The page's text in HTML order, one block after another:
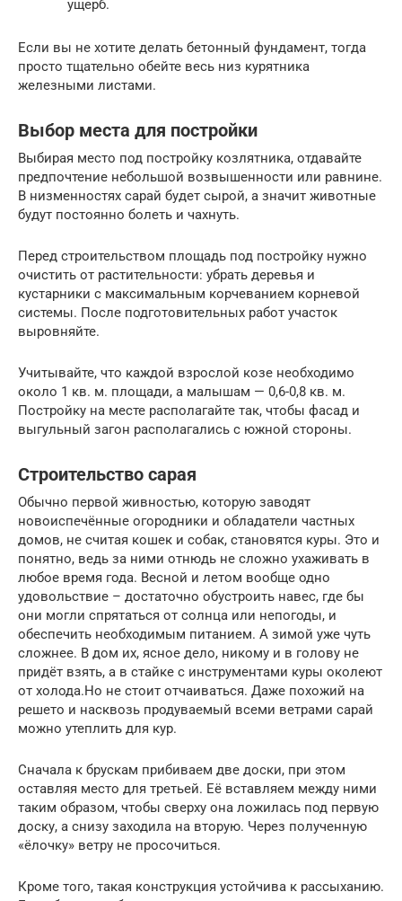
ущерб.
Если вы не хотите делать бетонный фундамент, тогда
просто тщательно обейте весь низ курятника
железными листами.
Выбор места для постройки
Выбирая место под постройку козлятника, отдавайте
предпочтение небольшой возвышенности или равнине.
В низменностях сарай будет сырой, а значит животные
будут постоянно болеть и чахнуть.
Перед строительством площадь под постройку нужно
очистить от растительности: убрать деревья и
кустарники с максимальным корчеванием корневой
системы. После подготовительных работ участок
выровняйте.
Учитывайте, что каждой взрослой козе необходимо
около 1 кв. м. площади, а малышам — 0,6-0,8 кв. м.
Постройку на месте располагайте так, чтобы фасад и
выгульный загон располагались с южной стороны.
Строительство сарая
Обычно первой живностью, которую заводят
новоиспечённые огородники и обладатели частных
домов, не считая кошек и собак, становятся куры. Это и
понятно, ведь за ними отнюдь не сложно ухаживать в
любое время года. Весной и летом вообще одно
удовольствие – достаточно обустроить навес, где бы
они могли спрятаться от солнца или непогоды, и
обеспечить необходимым питанием. А зимой уже чуть
сложнее. В дом их, ясное дело, никому и в голову не
придёт взять, а в стайке с инструментами куры околеют
от холода.Но не стоит отчаиваться. Даже похожий на
решето и насквозь продуваемый всеми ветрами сарай
можно утеплить для кур.
Сначала к брускам прибиваем две доски, при этом
оставляя место для третьей. Её вставляем между ними
таким образом, чтобы сверху она ложилась под первую
доску, а снизу заходила на вторую. Через полученную
«ёлочку» ветру не просочиться.
Кроме того, такая конструкция устойчива к рассыханию.